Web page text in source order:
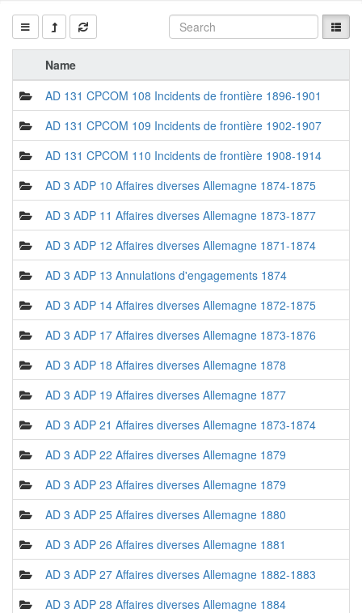
Name
AD 131 CPCOM 108 Incidents de frontière 1896-1901
AD 131 CPCOM 109 Incidents de frontière 1902-1907
AD 131 CPCOM 110 Incidents de frontière 1908-1914
AD 3 ADP 10 Affaires diverses Allemagne 1874-1875
AD 3 ADP 11 Affaires diverses Allemagne 1873-1877
AD 3 ADP 12 Affaires diverses Allemagne 1871-1874
AD 3 ADP 13 Annulations d'engagements 1874
AD 3 ADP 14 Affaires diverses Allemagne 1872-1875
AD 3 ADP 17 Affaires diverses Allemagne 1873-1876
AD 3 ADP 18 Affaires diverses Allemagne 1878
AD 3 ADP 19 Affaires diverses Allemagne 1877
AD 3 ADP 21 Affaires diverses Allemagne 1873-1874
AD 3 ADP 22 Affaires diverses Allemagne 1879
AD 3 ADP 23 Affaires diverses Allemagne 1879
AD 3 ADP 25 Affaires diverses Allemagne 1880
AD 3 ADP 26 Affaires diverses Allemagne 1881
AD 3 ADP 27 Affaires diverses Allemagne 1882-1883
AD 3 ADP 28 Affaires diverses Allemagne 1884